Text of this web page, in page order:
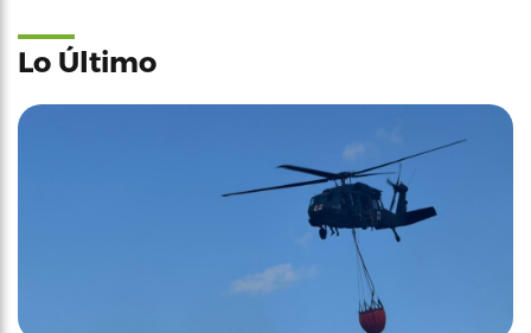
Lo Último